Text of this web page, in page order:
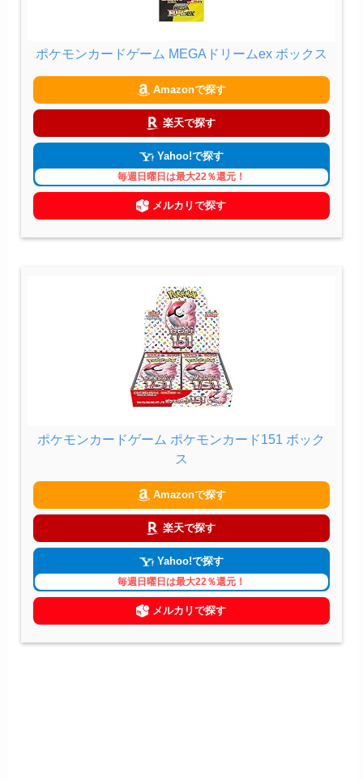
ポケモンカードゲーム MEGAドリームex ボックス
Amazonで探す
楽天で探す
Yahoo!で探す
毎週日曜日は最大22％還元！
メルカリで探す
ポケモンカードゲーム ポケモンカード151 ボック
ス
Amazonで探す
楽天で探す
Yahoo!で探す
毎週日曜日は最大22％還元！
メルカリで探す